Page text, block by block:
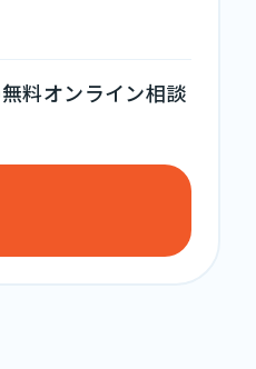
料オンライン相談